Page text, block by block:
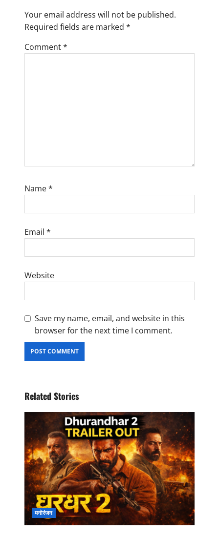
Your email address will not be published.
Required fields are marked *
Comment*
Name*
Email *
Website
Save my name, email, and website in this
browser for the next time I comment.
Related Stories
मनोरंजन